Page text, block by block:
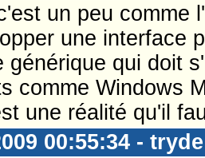
un peu comme
une interface
générique qui doit
comme Windows
une réalité qu'il
00:55:34 - tryde